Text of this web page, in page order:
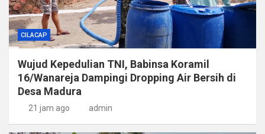
CILACAP
Wujud Kepedulian TNI, Babinsa Koramil
16/Wanareja Dampingi Dropping Air Bersih di
Desa Madura
21 jam ago admin